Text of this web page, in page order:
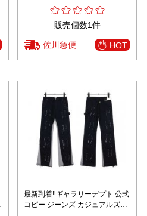
販売個数1件
佐川急便 HOT
最新到着‼ギャラリーデプト 公式
コピー ジーンズ カジュアルズボ